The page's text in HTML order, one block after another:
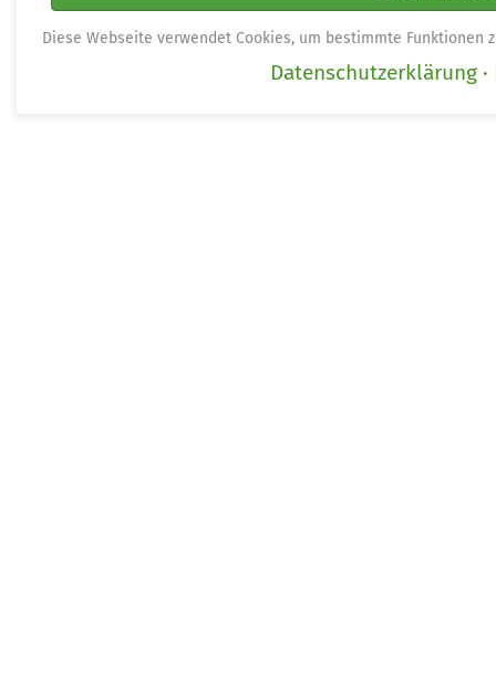
Diese Webseite verwendet Cookies, um bestimmte Funktionen
Datenschutzerklärung